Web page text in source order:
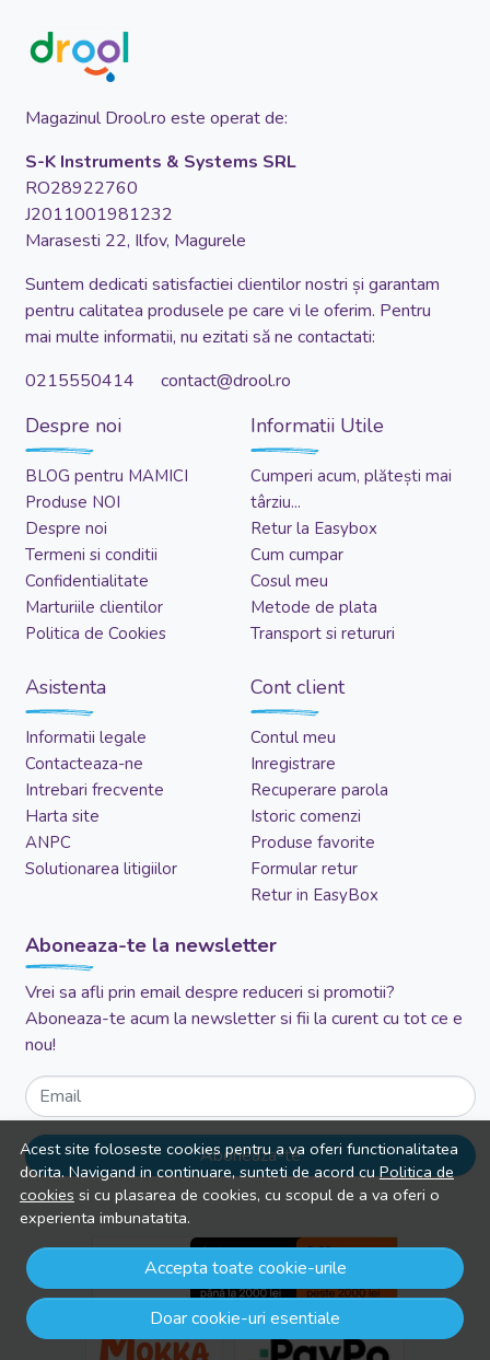
Acest site foloseste cookies pentru a va oferi functionalitatea
dorita. Navigand in continuare, sunteti de acord cuPolitica de
cookies si cu plasarea de cookies, cu scopul de a va oferi o
experienta imbunatatita.
Accepta toate cookie-urile
Doar cookie-uri esentiale
Magazinul Drool.ro este operat de:
S-K Instruments & Systems SRL
RO28922760
J2011001981232
Marasesti 22, Ilfov, Magurele
Suntem dedicati satisfactiei clientilor nostri și garantam
pentru calitatea produsele pe care vi le oferim. Pentru
mai multe informatii, nu ezitati să ne contactati:
0215550414 contact@drool.ro
Despre noi
BLOG pentru MAMICI
Produse NOI
Despre noi
Termeni si conditii
Confidentialitate
Marturiile clientilor
Politica de Cookies
Informatii Utile
Cumperi acum, plătești mai
târziu...
Retur la Easybox
Cum cumpar
Cosul meu
Metode de plata
Transport si retururi
Asistenta
Informatii legale
Contacteaza-ne
Intrebari frecvente
Harta site
ANPC
Solutionarea litigiilor
Cont client
Contul meu
Inregistrare
Recuperare parola
Istoric comenzi
Produse favorite
Formular retur
Retur in EasyBox
Aboneaza-te la newsletter
Vrei sa afli prin email despre reduceri si promotii?
Aboneaza-te acum la newsletter si fii la curent cu tot ce e
nou!
Email
Aboneaza-te